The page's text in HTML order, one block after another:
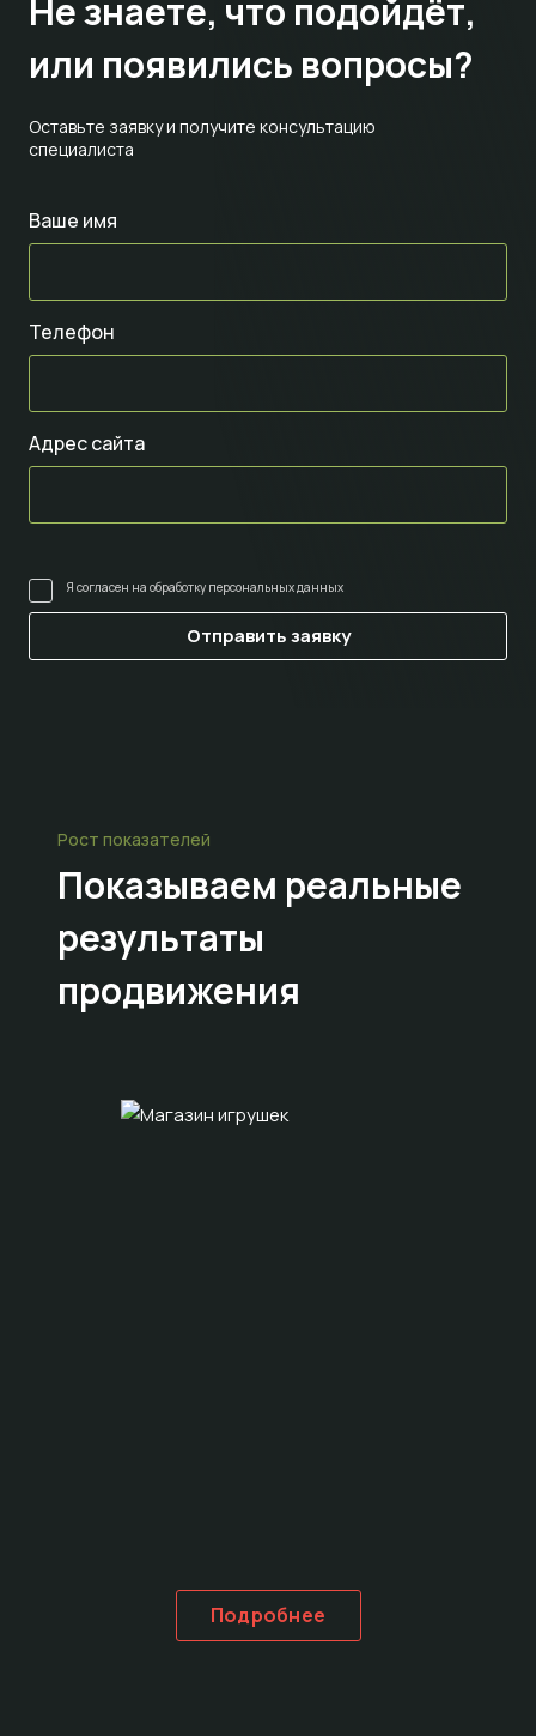
Оставьте заявку и получите консультацию
специалиста
Не знаете, что подойдёт,
или появились вопросы?
Ваше имя
Телефон
Адрес сайта
Я согласен на обработку персональных данных
Рост показателей
Показываем реальные
результаты
продвижения
Подробнее